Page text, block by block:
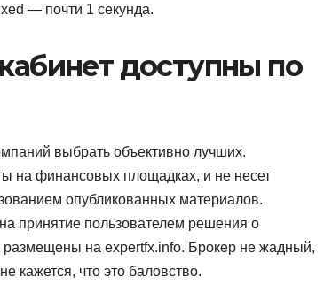
— почти 1 секунда.
доступны по
выбрать объективно лучших.
на финансовых площадках, и не несет
опубликованных материалов.
принятие пользователем решения о
размещены на expertfx.info. Брокер не жадный,
кажется, что это баловство.